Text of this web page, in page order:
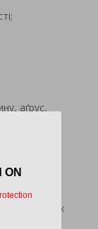
аґрус,
дієта також